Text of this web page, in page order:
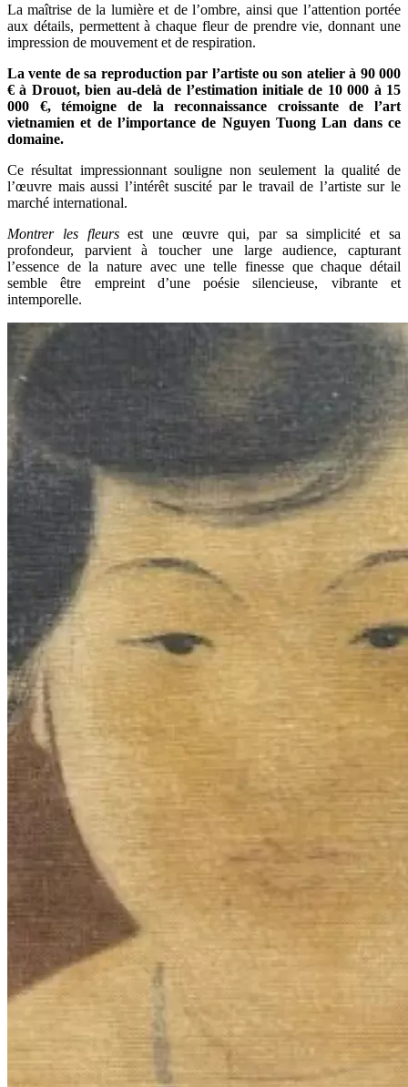
La maîtrise de la lumière et de l’ombre, ainsi que l’attention portée
aux détails, permettent à chaque fleur de prendre vie, donnant une
impression de mouvement et de respiration.
La vente de sa reproduction par l’artiste ou son atelier à 90 000
€ à Drouot, bien au-delà de l’estimation initiale de 10 000 à 15
000 €, témoigne de la reconnaissance croissante de l’art
vietnamien et de l’importance de Nguyen Tuong Lan dans ce
domaine.
Ce résultat impressionnant souligne non seulement la qualité de
l’œuvre mais aussi l’intérêt suscité par le travail de l’artiste sur le
marché international.
Montrer les fleursest une œuvre qui, par sa simplicité et sa
profondeur, parvient à toucher une large audience, capturant
l’essence de la nature avec une telle finesse que chaque détail
semble être empreint d’une poésie silencieuse, vibrante et
intemporelle.